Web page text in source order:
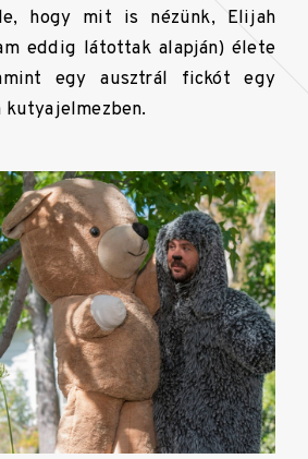
hogy mit is nézünk, Elijah
eddig látottak alapján) élete
egy ausztrál fickót egy